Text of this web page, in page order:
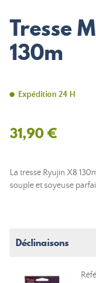
Tresse
130m
Expédition 24 H
31,90 €
La tresse Ryujin X8
souple et soyeuse
Déclinaisons